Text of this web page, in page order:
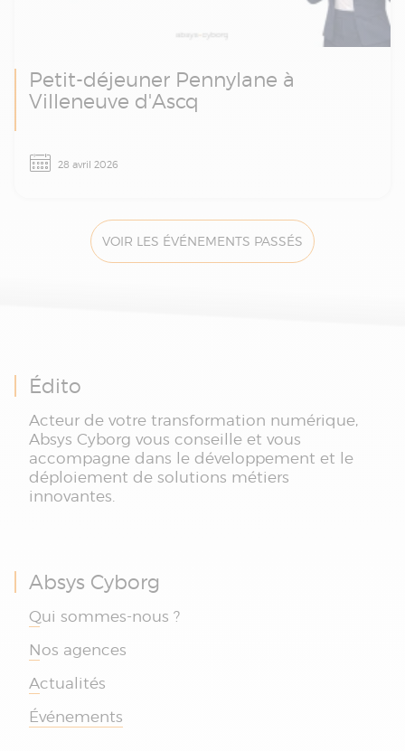
Petit-déjeuner Pennylane à
Villeneuve d'Ascq
Facturation électronique, e-reporting et
démonstration Pennylane : rendez-vous le 28
28 avril 2026
VOIR LES ÉVÉNEMENTS PASSÉS
Édito
Acteur de votre transformation numérique,
Absys Cyborg vous conseille et vous
accompagne dans le développement et le
déploiement de solutions métiers
innovantes.
Absys Cyborg
Qui sommes-nous ?
Nos agences
Actualités
Événements